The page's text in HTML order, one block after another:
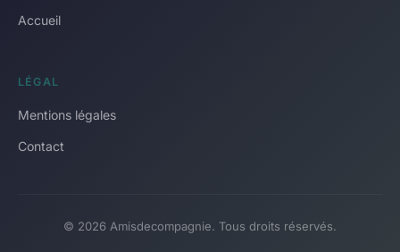
Accueil
LÉGAL
Mentions légales
Contact
© 2026 Amisdecompagnie. Tous droits réservés.